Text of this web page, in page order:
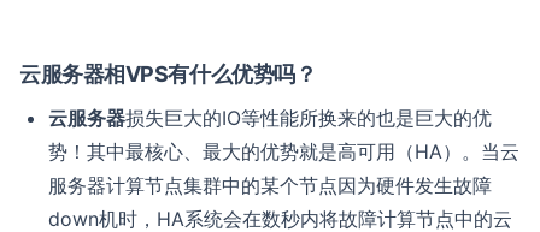
云服务器相VPS有什么优势吗？
云服务器损失巨大的IO等性能所换来的也是巨大的优
势！其中最核心、最大的优势就是高可用（HA）。当云
服务器计算节点集群中的某个节点因为硬件发生故障
down机时，HA系统会在数秒内将故障计算节点中的云